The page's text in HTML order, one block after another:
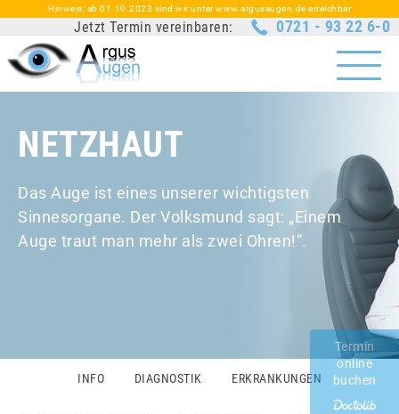
Hinweis: ab 01.10.2023 sind wir unter www.argusaugen.de erreichbar
Jetzt Termin vereinbaren: 0721 - 93 22 6-0
NETZHAUT
Das Auge ist eines unserer wichtigsten
Sinnesorgane. Der Volksmund sagt: „Einem
Auge traut man mehr als zwei Ohren!“.
INFO DIAGNOSTIK ERKRANKUNGEN
Termin
online
buchen